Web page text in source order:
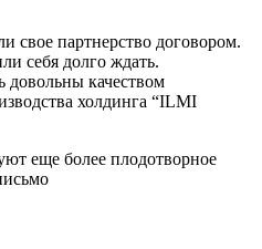
партнерство договором.
себя долго ждать.
довольны качеством
холдинга “ILMI
еще более плодотворное